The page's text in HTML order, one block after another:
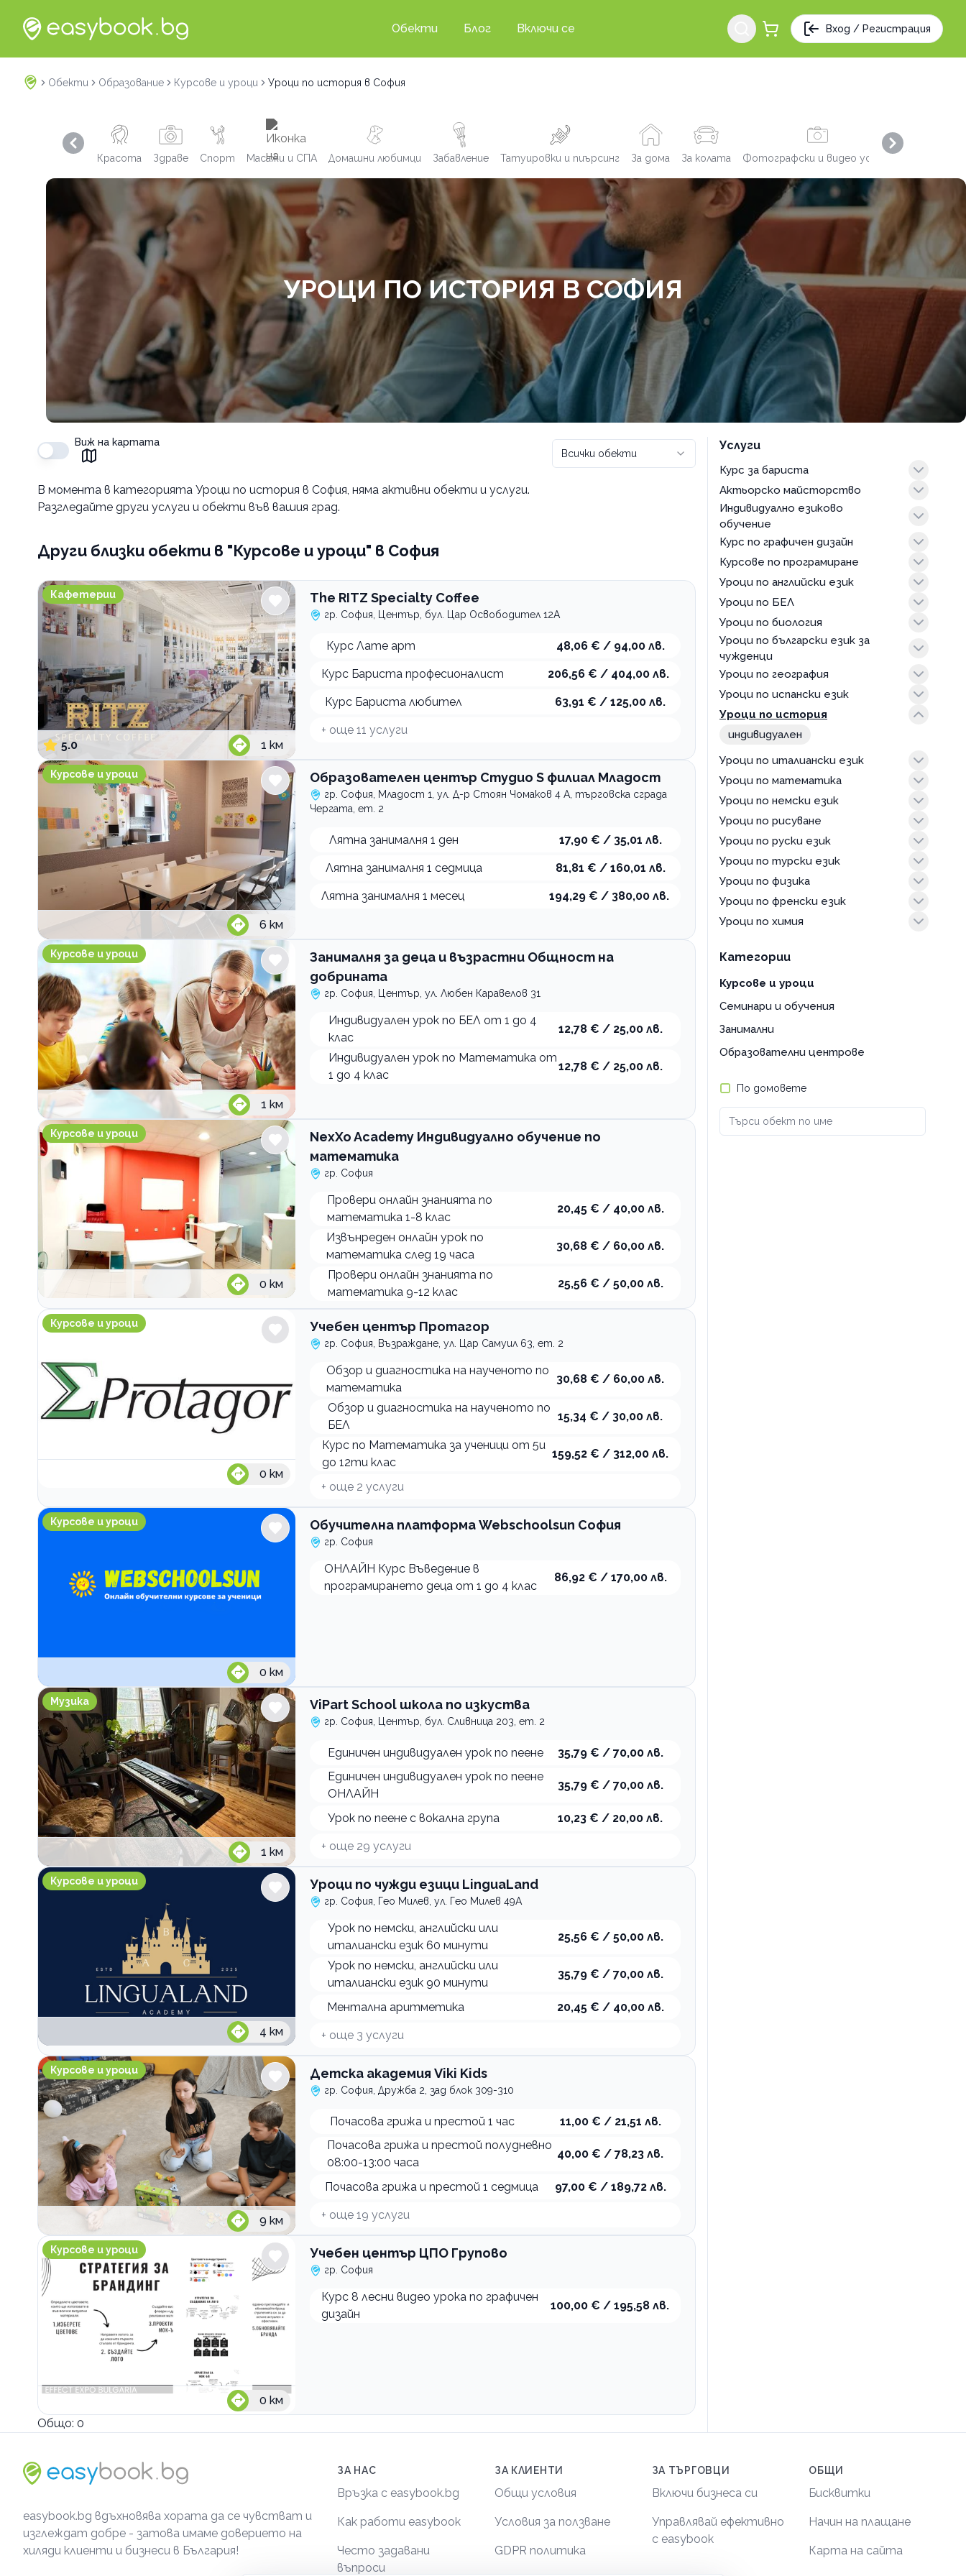
Обекти Блог Включи се Вход / Регистрация
Обекти Образование Курсове и уроци Уроци по история в София
Красота Здраве Спорт Масажи и СПА Домашни любимци Забавление Татуировки и пиърсинг За дома За колата Фотографски и видео услуги
Previous slide Next slide
УРОЦИ ПО ИСТОРИЯ В СОФИЯ
Виж на картата
Всички обекти
В момента в категорията Уроци по история в София, няма активни обекти и услуги.
Разгледайте други услуги и обекти във вашия град.
Други близки обекти в "Курсове и уроци" в София
The RITZ Specialty Coffee
Кафетерии
5.0 1 км
The RITZ Specialty Coffee
гр. София, Център, бул. Цар Освободител 12А
Курс Лате арт 48,06 € / 94,00 лв.
Курс Бариста професионалист 206,56 € / 404,00 лв.
Курс Бариста любител 63,91 € / 125,00 лв.
+ още 11 услуги
Образователен център Студио S филиал Младост
Курсове и уроци
6 км
Образователен център Студио S филиал Младост
гр. София, Младост 1, ул. Д-р Стоян Чомаков 4 А, търговска сграда
Чергата, ет. 2
Лятна занималня 1 ден 17,90 € / 35,01 лв.
Лятна занималня 1 седмица 81,81 € / 160,01 лв.
Лятна занималня 1 месец 194,29 € / 380,00 лв.
Занималня за деца и възрастни Общност на добрината
Курсове и уроци
1 км
Занималня за деца и възрастни Общност на
добрината
гр. София, Център, ул. Любен Каравелов 31
Индивидуален урок по БЕЛ от 1 до 4
клас
12,78 € / 25,00 лв.
Индивидуален урок по Математика от
1 до 4 клас
12,78 € / 25,00 лв.
NexXo Academy Индивидуално обучение по математика
Курсове и уроци
0 км
NexXo Academy Индивидуално обучение по
математика
гр. София
Провери онлайн знанията по
математика 1-8 клас
20,45 € / 40,00 лв.
Извънреден онлайн урок по
математика след 19 часа
30,68 € / 60,00 лв.
Провери онлайн знанията по
математика 9-12 клас
25,56 € / 50,00 лв.
Учебен център Протагор
Курсове и уроци
0 км
Учебен център Протагор
гр. София, Възраждане, ул. Цар Самуил 63, ет. 2
Обзор и диагностика на наученото по
математика
30,68 € / 60,00 лв.
Обзор и диагностика на наученото по
БЕЛ
15,34 € / 30,00 лв.
Курс по Математика за ученици от 5и
до 12ти клас
159,52 € / 312,00 лв.
+ още 2 услуги
Обучителна платформа Webschoolsun София
Курсове и уроци
0 км
Обучителна платформа Webschoolsun София
гр. София
ОНЛАЙН Курс Въведение в
програмирането деца от 1 до 4 клас
86,92 € / 170,00 лв.
ViPart School школа по изкуства
Музика
1 км
ViPart School школа по изкуства
гр. София, Център, бул. Сливница 203, ет. 2
Единичен индивидуален урок по пеене
35,79 € / 70,00 лв.
Единичен индивидуален урок по пеене
ОНЛАЙН
35,79 € / 70,00 лв.
Урок по пеене с вокална група 10,23 € / 20,00 лв.
+ още 29 услуги
Уроци по чужди езици LinguaLand
Курсове и уроци
4 км
Уроци по чужди езици LinguaLand
гр. София, Гео Милев, ул. Гео Милев 49А
Урок по немски, английски или
италиански език 60 минути
25,56 € / 50,00 лв.
Урок по немски, английски или
италиански език 90 минути
35,79 € / 70,00 лв.
Ментална аритметика 20,45 € / 40,00 лв.
+ още 3 услуги
Детска академия Viki Kids
Курсове и уроци
9 км
Детска академия Viki Kids
гр. София, Дружба 2, зад блок 309-310
Почасова грижа и престой 1 час
11,00 € / 21,51 лв.
Почасова грижа и престой полудневно
08:00-13:00 часа
40,00 € / 78,23 лв.
Почасова грижа и престой 1 седмица 97,00 € / 189,72 лв.
+ още 19 услуги
Учебен център ЦПО Групово
Курсове и уроци
0 км
Учебен център ЦПО Групово
гр. София
Курс 8 лесни видео урока по графичен
дизайн
100,00 € / 195,58 лв.
Общо: 0
Услуги
Курс за бариста
курс лате арт
любител
професионалист
Актьорско майсторство
деца
Индивидуално езиково
обучение
пакет часове
Курс по графичен дизайн
oнлайн уроци
Курсове по програмиране
индивидуален
Уроци по английски език
в група
индивидуален
Уроци по БЕЛ
в група
индивидуален
Уроци по биология
индивидуален
Уроци по български език за
чужденци
в група
индивидуален
Уроци по география
индивидуален
Уроци по испански език
в група
индивидуален
Уроци по история
индивидуален
Уроци по италиански език
в група
индивидуален
Уроци по математика
в група
индивидуален
Уроци по немски език
в група
индивидуален
Уроци по рисуване
в група
индивидуален
Уроци по руски език
в група
индивидуален
Уроци по турски език
в група
Уроци по физика
индивидуален
Уроци по френски език
в група
Уроци по химия
индивидуален
Категории
Курсове и уроци
Семинари и обучения
Занимални
Образователни центрове
По домовете
easybook.bg вдъхновява хората да се чувстват и
изглеждат добре - затова имаме доверието на
хиляди клиенти и бизнеси в България!
ЗА НАС
Връзка с easybook.bg
Как работи easybook
Често задавани
въпроси
ЗА КЛИЕНТИ
Общи условия
Условия за ползване
GDPR политика
ЗА ТЪРГОВЦИ
Включи бизнеса си
Управлявай ефективно
с easybook
ОБЩИ
Бисквитки
Начин на плащане
Карта на сайта